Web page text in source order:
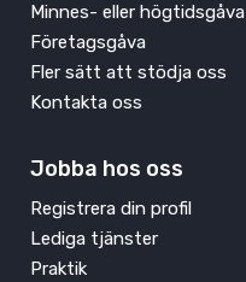
Minnes- eller högtidsgåva
Företagsgåva
Fler sätt att stödja oss
Kontakta oss
Jobba hos oss
Registrera din profil
Lediga tjänster
Praktik